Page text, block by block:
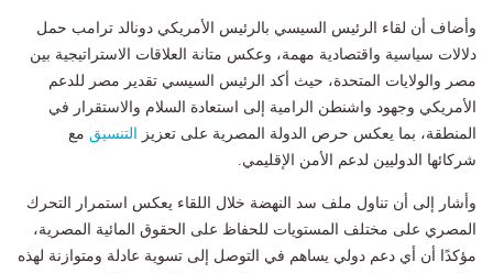
وأضاف أن لقاء الرئيس السيسي بالرئيس الأمريكي دونالد ترامب حمل
دلالات سياسية واقتصادية مهمة، وعكس متانة العلاقات الاستراتيجية بين
مصر والولايات المتحدة، حيث أكد الرئيس السيسي تقدير مصر للدعم
الأمريكي وجهود واشنطن الرامية إلى استعادة السلام والاستقرار في
المنطقة، بما يعكس حرص الدولة المصرية على تعزيز
التنسيق مع
شركائها الدوليين لدعم الأمن الإقليمي.
وأشار إلى أن تناول ملف سد النهضة خلال اللقاء يعكس استمرار التحرك
المصري على مختلف المستويات للحفاظ على الحقوق المائية المصرية،
مؤكدًا أن أي دعم دولي يساهم في التوصل إلى تسوية عادلة ومتوازنة لهذه